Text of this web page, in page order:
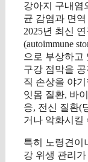
강아지 구내염
균 감염과 면
2025년 최신
(autoimmune
으로 부상하고
구강 점막을
직 손상을 야
잇몸 질환, 바
응, 전신 질환(
거나 악화시킬
특히 노령견이
강 위생 관리